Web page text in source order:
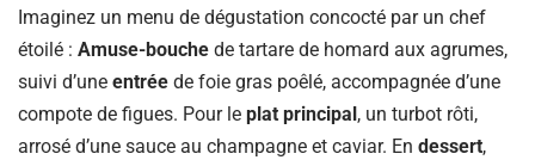
Imaginez un menu de dégustation concocté par un chef
étoilé : Amuse-bouche de tartare de homard aux agrumes,
suivi d’une entrée de foie gras poêlé, accompagnée d’une
compote de figues. Pour le plat principal , un turbot rôti,
arrosé d’une sauce au champagne et caviar. En dessert,